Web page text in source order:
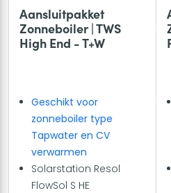
Aansluitpakket
Zonneboiler | TWS
High End - T+W
Geschikt voor
zonneboiler type
Tapwater en CV
verwarmen
Solarstation Resol
FlowSol S HE